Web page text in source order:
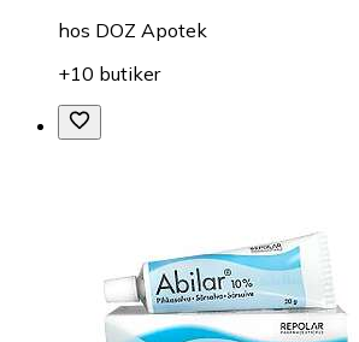
hos DOZ Apotek
+10 butiker